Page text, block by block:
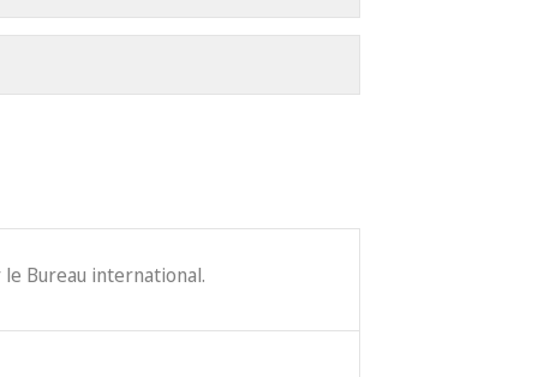
le Bureau international.